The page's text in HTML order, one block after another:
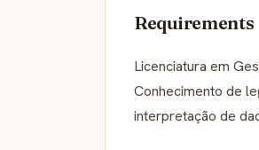
Requirements
Licenciatura em
Conhecimento de
interpretação de